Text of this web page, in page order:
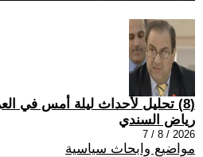
(8) تحليل لأحداث ليلة أمس في العراق
رياض السندي
2026 / 8 / 7
مواضيع وابحاث سياسية